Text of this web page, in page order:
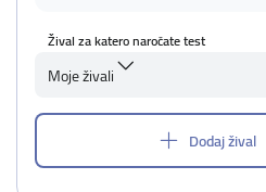
Žival za katero naročate test
Moje živali
Dodaj žival